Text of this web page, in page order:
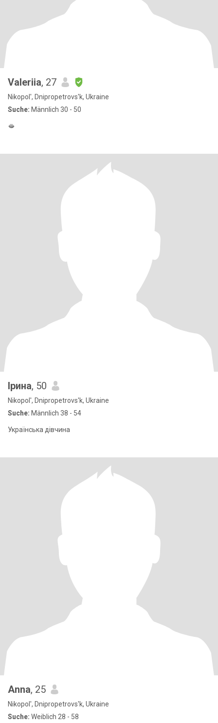
Valeriia, 27
Nikopol', Dnipropetrovs'k, Ukraine
Suche: Männlich 30 - 50
🫦
Ірина, 50
Nikopol', Dnipropetrovs'k, Ukraine
Suche: Männlich 38 - 54
Українська дівчина
Anna, 25
Nikopol', Dnipropetrovs'k, Ukraine
Suche: Weiblich 28 - 58